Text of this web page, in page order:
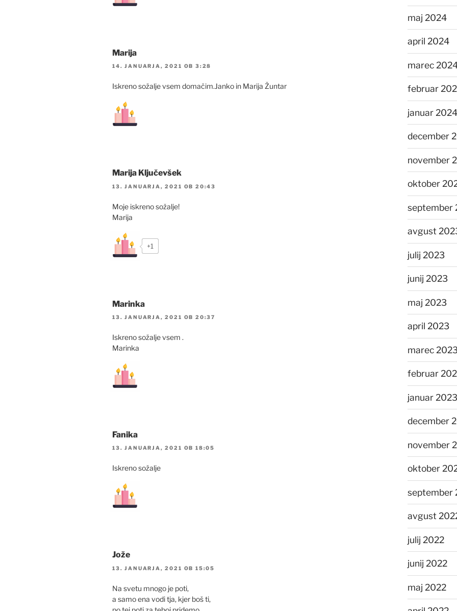
Marija
14. JANUARJA, 2021 OB 3:28
Iskreno sožalje vsem domačim.Janko in Marija Žuntar
Marija Ključevšek
13. JANUARJA, 2021 OB 20:43
Moje iskreno sožalje!
Marija
+1
Marinka
13. JANUARJA, 2021 OB 20:37
Iskreno sožalje vsem .
Marinka
Fanika
13. JANUARJA, 2021 OB 18:05
Iskreno sožalje
Jože
13. JANUARJA, 2021 OB 15:05
Na svetu mnogo je poti,
a samo ena vodi tja, kjer boš ti,
maj 2024
april 2024
marec
februar
januar 2024
december
november
oktober
september
avgust
julij 2023
junij 2023
maj 2023
april 2023
marec
februar
januar 2023
december
november
oktober
september
avgust
julij 2022
junij 2022
maj 2022